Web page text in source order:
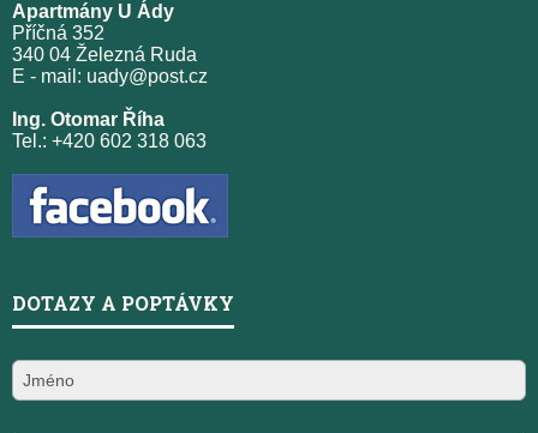
Apartmány U Ády
Příčná 352
340 04 Železná Ruda
E - mail: uady@post.cz
Ing. Otomar Říha
Tel.: +420 602 318 063
DOTAZY A POPTÁVKY